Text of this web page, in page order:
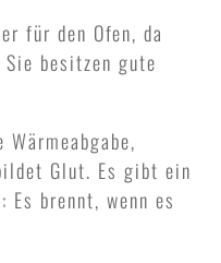
für den Ofen, da
besitzen gute
Glut. Es gibt ein
brennt, wenn es